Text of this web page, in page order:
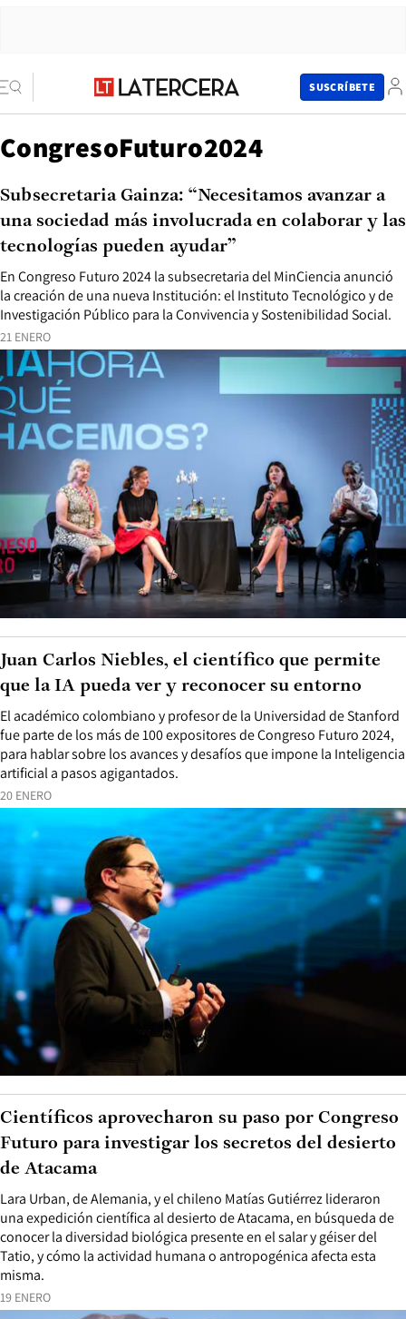
SUSCRÍBETE
CongresoFuturo2024
21 ENERO
En Congreso Futuro 2024 la subsecretaria del MinCiencia anunció
la creación de una nueva Institución: el Instituto Tecnológico y de
Investigación Público para la Convivencia y Sostenibilidad Social.
Subsecretaria Gainza: “Necesitamos avanzar a
una sociedad más involucrada en colaborar y las
tecnologías pueden ayudar”
20 ENERO
El académico colombiano y profesor de la Universidad de Stanford
fue parte de los más de 100 expositores de Congreso Futuro 2024,
para hablar sobre los avances y desafíos que impone la Inteligencia
artificial a pasos agigantados.
Juan Carlos Niebles, el científico que permite
que la IA pueda ver y reconocer su entorno
19 ENERO
Lara Urban, de Alemania, y el chileno Matías Gutiérrez lideraron
una expedición científica al desierto de Atacama, en búsqueda de
conocer la diversidad biológica presente en el salar y géiser del
Tatio, y cómo la actividad humana o antropogénica afecta esta
misma.
Científicos aprovecharon su paso por Congreso
Futuro para investigar los secretos del desierto
de Atacama